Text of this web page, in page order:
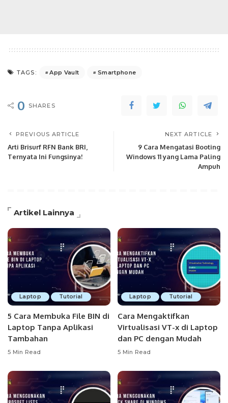
TAGS: App Vault Smartphone
0 SHARES
PREVIOUS ARTICLE
Arti Brisurf RFN Bank BRI,
Ternyata Ini Fungsinya!
NEXT ARTICLE
9 Cara Mengatasi Booting
Windows 11 yang Lama Paling
Ampuh
Artikel Lainnya
Laptop Tutorial
5 Cara Membuka File BIN di
Laptop Tanpa Aplikasi
Tambahan
5 Min Read
Laptop Tutorial
Cara Mengaktifkan
Virtualisasi VT-x di Laptop
dan PC dengan Mudah
5 Min Read